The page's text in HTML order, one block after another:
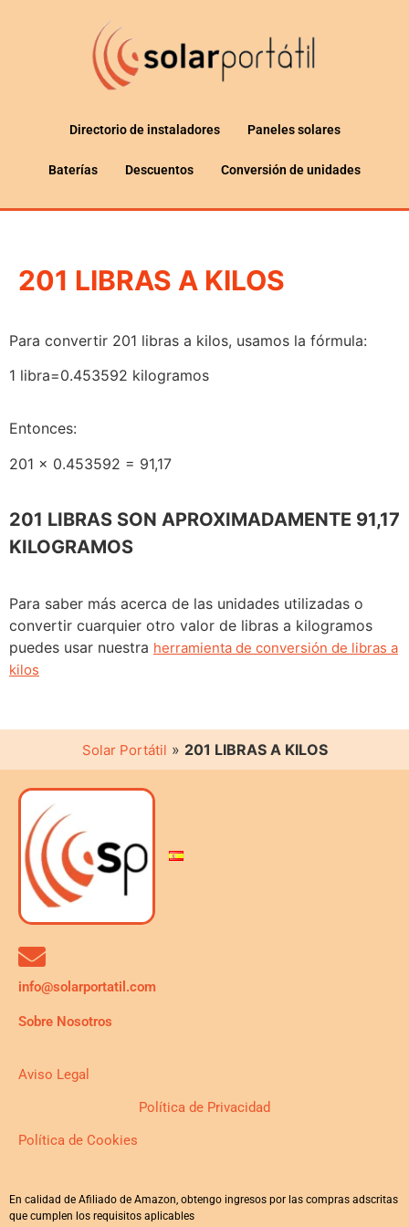
Directorio de instaladores Paneles solares
Baterías Descuentos Conversión de unidades
201 LIBRAS A KILOS
Para convertir 201 libras a kilos, usamos la fórmula:
1 libra=0.453592 kilogramos
Entonces:
201 x 0.453592 = 91,17
201 LIBRAS SON APROXIMADAMENTE 91,17
KILOGRAMOS
Para saber más acerca de las unidades utilizadas o
convertir cuarquier otro valor de libras a kilogramos
puedes usar nuestra herramienta de conversión de libras a
kilos
Solar Portátil » 201 LIBRAS A KILOS
info@solarportatil.com
Sobre Nosotros
Aviso Legal
Política de Privacidad
Política de Cookies
En calidad de Afiliado de Amazon, obtengo ingresos por las compras adscritas
que cumplen los requisitos aplicables